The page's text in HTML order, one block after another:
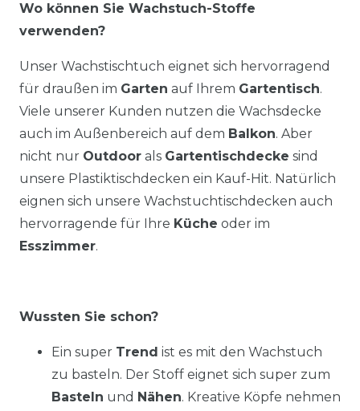
Wo können Sie Wachstuch-Stoffe
verwenden?
Unser Wachstischtuch eignet sich hervorragend
für draußen im Garten auf Ihrem Gartentisch.
Viele unserer Kunden nutzen die Wachsdecke
auch im Außenbereich auf dem Balkon. Aber
nicht nur Outdoor als Gartentischdecke sind
unsere Plastiktischdecken ein Kauf-Hit. Natürlich
eignen sich unsere Wachstuchtischdecken auch
hervorragende für Ihre Küche oder im
Esszimmer.
Wussten Sie schon?
Ein super Trend ist es mit den Wachstuch
zu basteln. Der Stoff eignet sich super zum
Basteln und Nähen. Kreative Köpfe nehmen